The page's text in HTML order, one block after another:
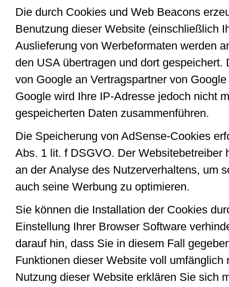
Die durch Cookies und Web Beacons
Benutzung dieser Website (einschließlich
Auslieferung von Werbeformaten werden
den USA übertragen und dort gespeichert.
von Google an Vertragspartner von
Google wird Ihre IP-Adresse jedoch nicht
gespeicherten Daten zusammenführen.
Die Speicherung von AdSense-Cookies
Abs. 1 lit. f DSGVO. Der Websitebetreiber
an der Analyse des Nutzerverhaltens, um
auch seine Werbung zu optimieren.
Sie können die Installation der Cookies
Einstellung Ihrer Browser Software
darauf hin, dass Sie in diesem Fall
Funktionen dieser Website voll umfänglich
Nutzung dieser Website erklären Sie sich